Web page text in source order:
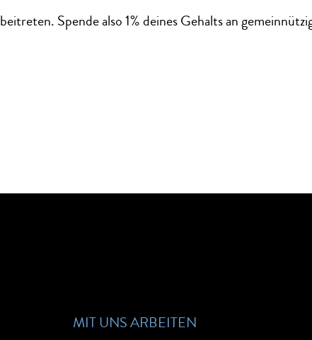
beitreten. Spende also 1% deines Gehalts an
MIT UNS ARBEITEN